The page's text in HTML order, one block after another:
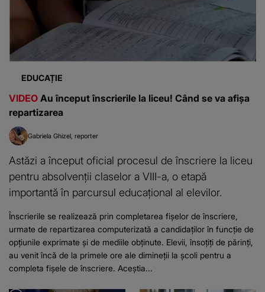
EDUCAȚIE
VIDEO Au început înscrierile la liceu! Când se va afișa
repartizarea
Gabriela Ghizel reporter
Astăzi a început oficial procesul de înscriere la liceu
pentru absolvenții claselor a VIII-a, o etapă
importantă în parcursul educațional al elevilor.
Înscrierile se realizează prin completarea fișelor de înscriere,
urmate de repartizarea computerizată a candidaților în funcție de
opțiunile exprimate și de mediile obținute. Elevii, însoțiți de părinți,
au venit încă de la primele ore ale dimineții la școli pentru a
completa fișele de înscriere. Aceștia...